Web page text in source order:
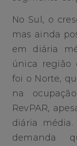
No Sul, o
mas ainda
em diária
única região
foi o Norte,
na
RevPAR,
diária
demanda